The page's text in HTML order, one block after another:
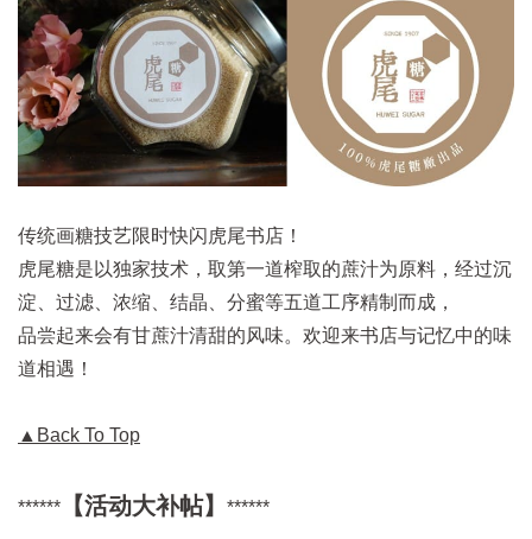
传统画糖技艺限时快闪虎尾书店！
虎尾糖是以独家技术，取第一道榨取的蔗汁为原料，经过沉
淀、过滤、浓缩、结晶、分蜜等五道工序精制而成，
品尝起来会有甘蔗汁清甜的风味。欢迎来书店与记忆中的味
道相遇！
▲Back To Top
****** 【活动大补帖】 ******